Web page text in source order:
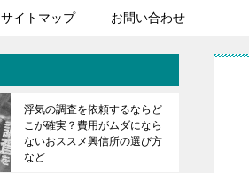
サイトマップ お問い合わせ
浮気の調査を依頼するならど
こが確実？費用がムダになら
ないおススメ興信所の選び方
など